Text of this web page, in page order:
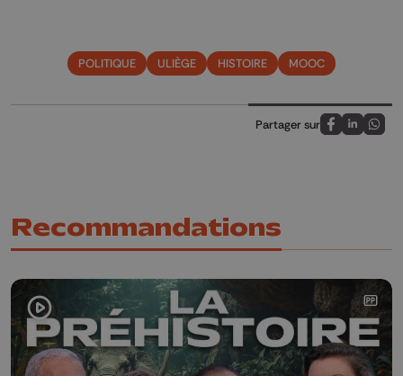
POLITIQUE ULIÈGE HISTOIRE MOOC
Partager sur
Partagez sur
Partagez
Recommandations